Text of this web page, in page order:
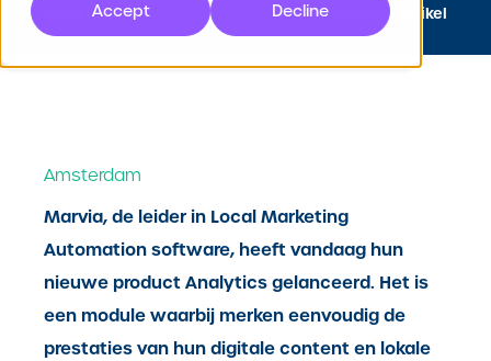
Accept Decline
Vorig artikel Volgend artikel
Amsterdam
Marvia, de leider in Local Marketing
Automation software, heeft vandaag hun
nieuwe product Analytics gelanceerd. Het is
een module waarbij merken eenvoudig de
prestaties van hun digitale content en lokale